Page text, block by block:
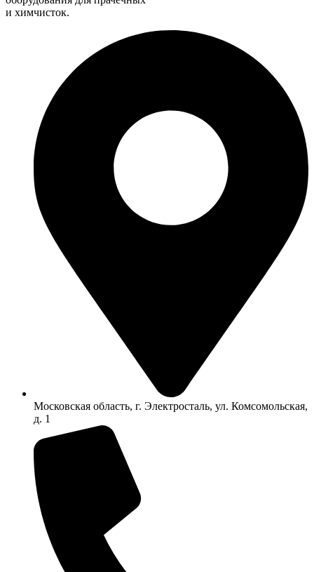
и химчисток.
Московская область, г. Электросталь, ул. Комсомольская,
д. 1